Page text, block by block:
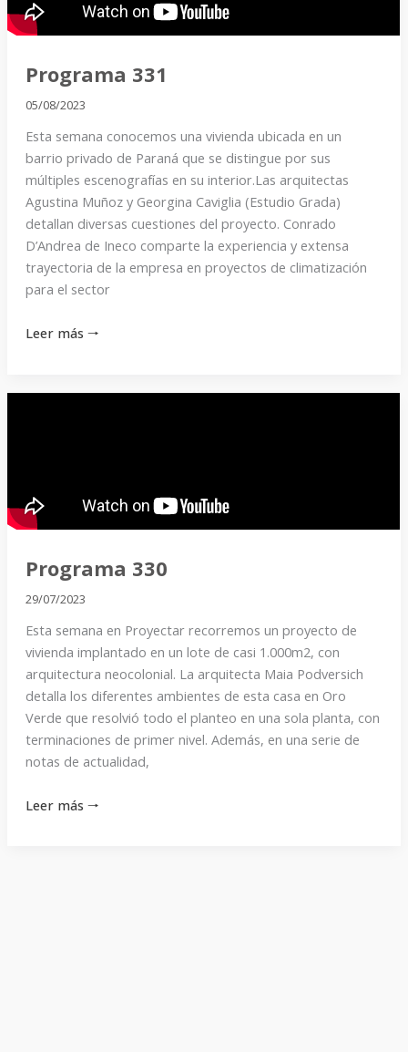
Programa 331
05/08/2023
Esta semana conocemos una vivienda ubicada en un
barrio privado de Paraná que se distingue por sus
múltiples escenografías en su interior.Las arquitectas
Agustina Muñoz y Georgina Caviglia (Estudio Grada)
detallan diversas cuestiones del proyecto. Conrado
D’Andrea de Ineco comparte la experiencia y extensa
trayectoria de la empresa en proyectos de climatización
para el sector
Leer más 🠒
Programa 330
29/07/2023
Esta semana en Proyectar recorremos un proyecto de
vivienda implantado en un lote de casi 1.000m2, con
arquitectura neocolonial. La arquitecta Maia Podversich
detalla los diferentes ambientes de esta casa en Oro
Verde que resolvió todo el planteo en una sola planta, con
terminaciones de primer nivel. Además, en una serie de
notas de actualidad,
Leer más 🠒